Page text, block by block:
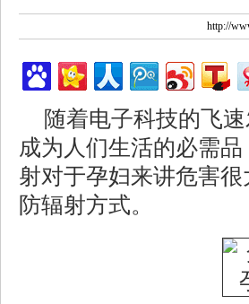
http://
随着电子科技的飞
成为人们生活的必需
射对于孕妇来讲危害
防辐射方式。